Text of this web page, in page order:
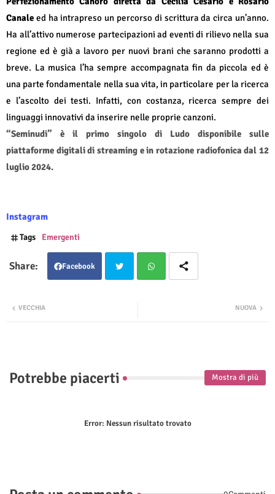
Canale ed ha intrapreso un percorso di scrittura da circa un’anno.
Ha all’attivo numerose partecipazioni ad eventi di rilievo nella sua
regione ed è già a lavoro per nuovi brani che saranno prodotti a
breve. La musica l’ha sempre accompagnata fin da piccola ed è
una parte fondamentale nella sua vita, in particolare per la ricerca
e l’ascolto dei testi. Infatti, con costanza, ricerca sempre dei
linguaggi innovativi da inserire nelle proprie canzoni.
“Seminudi” è il primo singolo di Ludo disponibile sulle
piattaforme digitali di streaming e in rotazione radiofonica dal 12
luglio 2024.
Instagram
Tags Emergenti
Facebook
NUOVA
VECCHIA
Potrebbe piacerti Mostra di più
Error: Nessun risultato trovato